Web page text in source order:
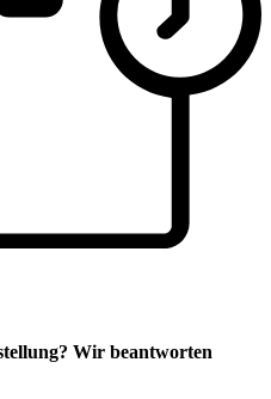
Wir beantworten